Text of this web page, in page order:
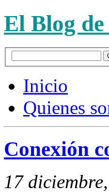
El Blog
Inicio
Quienes
Conexión
17